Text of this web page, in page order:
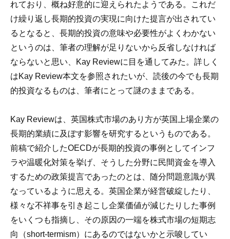
れており、概ね好意的に迎えられたようである。これだ
け繰り返し長期的投資の実現に向けた提言が出されてい
るとなると、長期的投資の意味や必要性がよくわかない
というのは、筆者の理解が足りないから反省しなければ
ならないと思い、Kay Reviewに目を通してみた。詳しく
はKay Review本文を参照されたいが、読後の今でも長期
的投資なるものは、筆者にとって謎のままである。
Kay Reviewは、英国株式市場のあり方が英国上場企業の
長期的業績に及ぼす影響を研究するというものである。
前稿で紹介したOECDが長期的投資の事例としてインフ
ラや温暖化対策を挙げ、そうした分野に民間資金を導入
するための政策提言であったのとは、随分問題意識が異
なっているように思える。英国企業が経営破綻したり、
様々な不祥事を引き起こし企業価値が減じたりした事例
をいくつも指摘し、その原因の一端を株式市場の短期志
向（short-termism）にあるのではないかと示唆してい